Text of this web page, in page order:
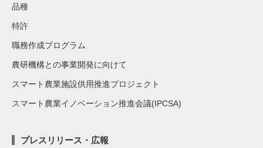
品種
特許
職務作成プログラム
農研機構との事業開発に向けて
スマート農業施設供用推進プロジェクト
スマート農業イノベーション推進会議(IPCSA)
プレスリリース・広報